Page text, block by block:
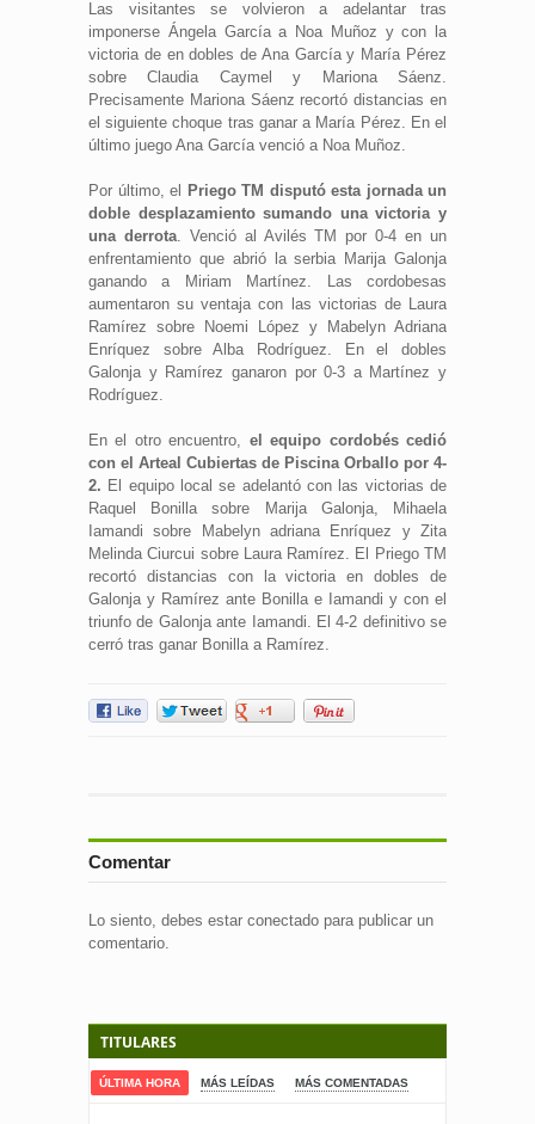
Las visitantes se volvieron a adelantar tras
imponerse Ángela García a Noa Muñoz y con la
victoria de en dobles de Ana García y María Pérez
sobre Claudia Caymel y Mariona Sáenz.
Precisamente Mariona Sáenz recortó distancias en
el siguiente choque tras ganar a María Pérez. En el
último juego Ana García venció a Noa Muñoz.
Por último, el
Priego TM disputó esta jornada un
doble desplazamiento sumando una victoria y
una derrota. Venció al Avilés TM por 0-4 en un
enfrentamiento que abrió la serbia Marija Galonja
ganando a Miriam Martínez. Las cordobesas
aumentaron su ventaja con las victorias de Laura
Ramírez sobre Noemi López y Mabelyn Adriana
Enríquez sobre Alba Rodríguez. En el dobles
Galonja y Ramírez ganaron por 0-3 a Martínez y
Rodríguez.
En el otro encuentro, el equipo cordobés cedió
con el Arteal Cubiertas de Piscina Orballo por 4-
2. El equipo local se adelantó con las victorias de
Raquel Bonilla sobre Marija Galonja, Mihaela
Iamandi sobre Mabelyn adriana Enríquez y Zita
Melinda Ciurcui sobre Laura Ramírez. El Priego TM
recortó distancias con la victoria en dobles de
Galonja y Ramírez ante Bonilla e Iamandi y con el
triunfo de Galonja ante Iamandi. El 4-2 definitivo se
cerró tras ganar Bonilla a Ramírez.
Comentar
Lo siento, debes estar conectado para publicar un
comentario.
TITULARES
ÚLTIMA HORA MÁS LEÍDAS MÁS COMENTADAS